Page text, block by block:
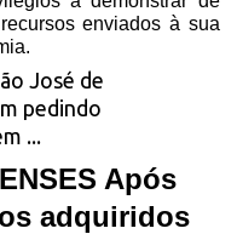
enviados à sua
Após
adquiridos